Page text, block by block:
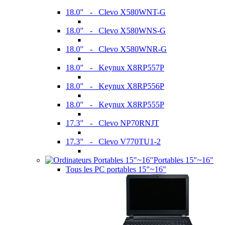
18.0" - Clevo X580WNT-G
18.0" - Clevo X580WNS-G
18.0" - Clevo X580WNR-G
18.0" - Keynux X8RP557P
18.0" - Keynux X8RP556P
18.0" - Keynux X8RP555P
17.3" - Clevo NP70RNJT
17.3" - Clevo V770TU1-2
Portables 15"~16"
Tous les PC portables 15"~16"